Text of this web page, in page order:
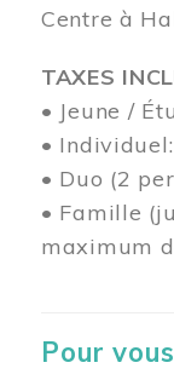
Centre à
TAXES
• Jeune /
•
• Duo (2
• Famille
maximum
Pour